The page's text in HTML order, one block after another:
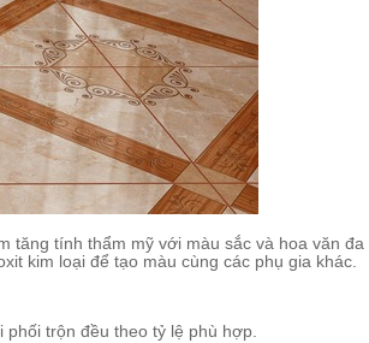
tính thẩm mỹ với màu sắc và hoa văn
kim loại để tạo màu cùng các phụ gia khác.
trộn đều theo tỷ lệ phù hợp.